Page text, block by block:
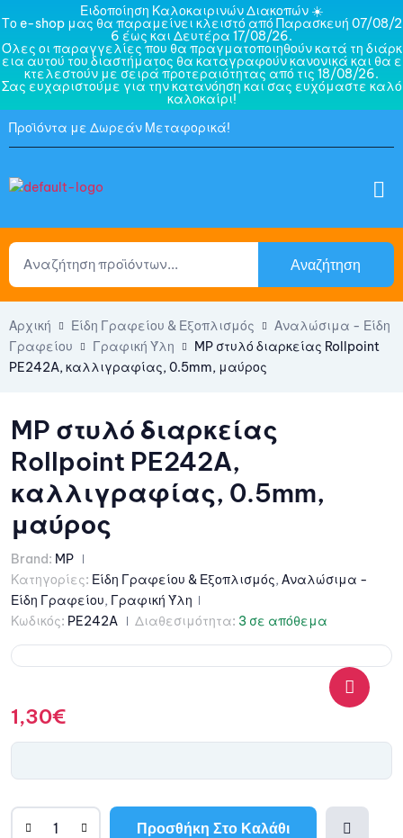
Ειδοποίηση Καλοκαιρινών Διακοπών ☀️
Το e-shop μας θα παραμείνει κλειστό από Παρασκευή 07/08/2
6 έως και Δευτέρα 17/08/26.
Όλες οι παραγγελίες που θα πραγματοποιηθούν κατά τη διάρκ
εια αυτού του διαστήματος θα καταγραφούν κανονικά και θα ε
κτελεστούν με σειρά προτεραιότητας από τις 18/08/26.
Σας ευχαριστούμε για την κατανόηση και σας ευχόμαστε καλό
καλοκαίρι!
Προϊόντα με Δωρεάν Μεταφορικά!
Αναζήτηση
Αρχική Είδη Γραφείου & Εξοπλισμός
Αναλώσιμα - Είδη
Γραφείου
Γραφική Ύλη
MP στυλό διαρκείας Rollpoint
PE242A, καλλιγραφίας, 0.5mm, μαύρος
MP στυλό διαρκείας
Rollpoint PE242A,
καλλιγραφίας, 0.5mm,
μαύρος
Brand: MP
Κατηγορίες: Είδη Γραφείου & Εξοπλισμός, Αναλώσιμα -
Είδη Γραφείου, Γραφική Ύλη
Κωδικός: PE242A Διαθεσιμότητα: 3 σε απόθεμα
1,30€
Προσθήκη Στο Καλάθι